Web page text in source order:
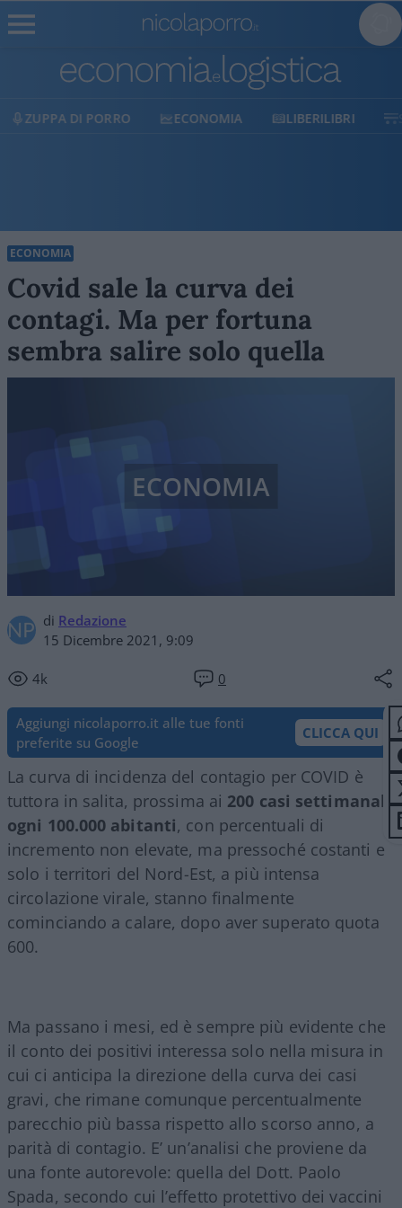
ECONOMIA LIBERILIBRI SHOP SOSTIENICI
ECONOMIA
Covid sale la curva dei
contagi. Ma per fortuna
sembra salire solo quella
di Redazione
15 Dicembre 2021, 9:09
4k 0
ECONOMIA
Aggiungi nicolaporro.it alle tue fonti
preferite su Google
CLICCA QUI
La curva di incidenza del contagio per COVID è
tuttora in salita, prossima ai 200 casi settimanali
ogni 100.000 abitanti, con percentuali di
incremento non elevate, ma pressoché costanti e
solo i territori del Nord-Est, a più intensa
circolazione virale, stanno finalmente
cominciando a calare, dopo aver superato quota
600.
Ma passano i mesi, ed è sempre più evidente che
il conto dei positivi interessa solo nella misura in
cui ci anticipa la direzione della curva dei casi
gravi, che rimane comunque percentualmente
parecchio più bassa rispetto allo scorso anno, a
parità di contagio. E’ un’analisi che proviene da
una fonte autorevole: quella del Dott. Paolo
Spada, secondo cui l’effetto protettivo dei vaccini